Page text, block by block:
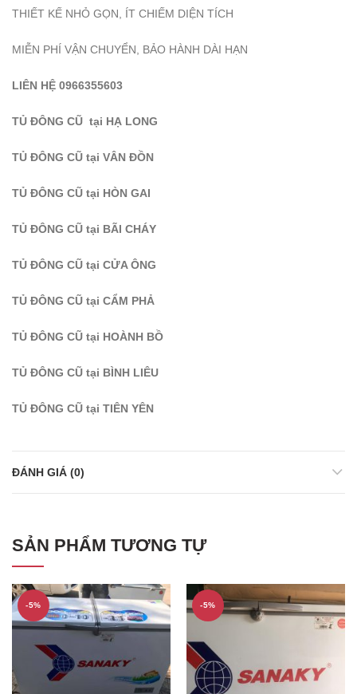
THIẾT KẾ NHỎ GỌN, ÍT CHIẾM DIỆN TÍCH
MIỄN PHÍ VẬN CHUYỂN, BẢO HÀNH DÀI HẠN
LIÊN HỆ 0966355603
TỦ ĐÔNG CŨ tại HẠ LONG
TỦ ĐÔNG CŨ tại VÂN ĐỒN
TỦ ĐÔNG CŨ tại HÒN GAI
TỦ ĐÔNG CŨ tại BÃI CHÁY
TỦ ĐÔNG CŨ tại CỬA ÔNG
TỦ ĐÔNG CŨ tại CẨM PHẢ
TỦ ĐÔNG CŨ tại HOÀNH BỒ
TỦ ĐÔNG CŨ tại BÌNH LIÊU
TỦ ĐÔNG CŨ tại TIÊN YÊN
ĐÁNH GIÁ (0)
SẢN PHẨM TƯƠNG TỰ
-5% -5%